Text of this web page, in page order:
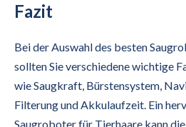
Fazit
Bei der Auswahl des besten
sollten Sie verschiedene wichtige
wie Saugkraft, Bürstensystem,
Filterung und Akkulaufzeit. Ein
Saugroboter für Tierhaare kann